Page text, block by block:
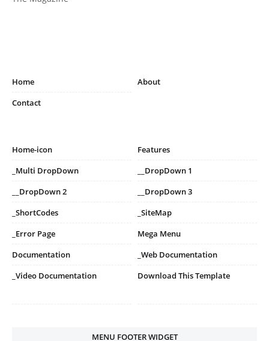
Home
About
Contact
Home-icon
Features
_Multi DropDown
__DropDown 1
__DropDown 2
__DropDown 3
_ShortCodes
_SiteMap
_Error Page
Mega Menu
Documentation
_Web Documentation
_Video Documentation
Download This Template
MENU FOOTER WIDGET